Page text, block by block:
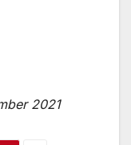
2021